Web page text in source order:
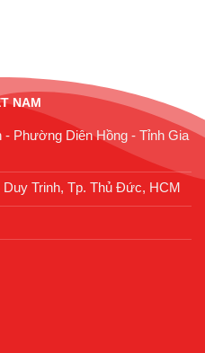
NAM
- Phường Diên Hồng - Tỉnh Gia
Trinh, Tp. Thủ Đức, HCM